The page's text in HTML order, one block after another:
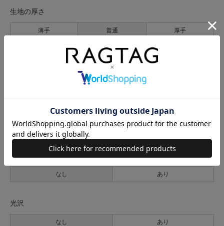
生地の厚さ
薄手 普通 厚手
なし あり
伸縮性
なし あり
光沢
なし あり